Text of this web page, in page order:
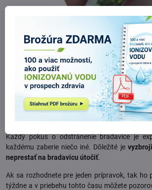
lastovičníkového gélu dávali asi 2 mesiace
zdalo, že sa bradavica na povrchu sušila,
dĺžky a šírky. Preto dostal príležitosť
lastovičníkový gél Čistotel . Pri jeho aplikácii
zmeny po asi 2 týždňoch, bradavica sa
Každý pokus o odstránenie bradavice je
každému zaberie niečo iné. Dôležité je
neprestať na bradavicu útočiť.
Ak sa rozhodnete pre jeden prípravok, tak ho
týždne a v priebehu tohto času môžete